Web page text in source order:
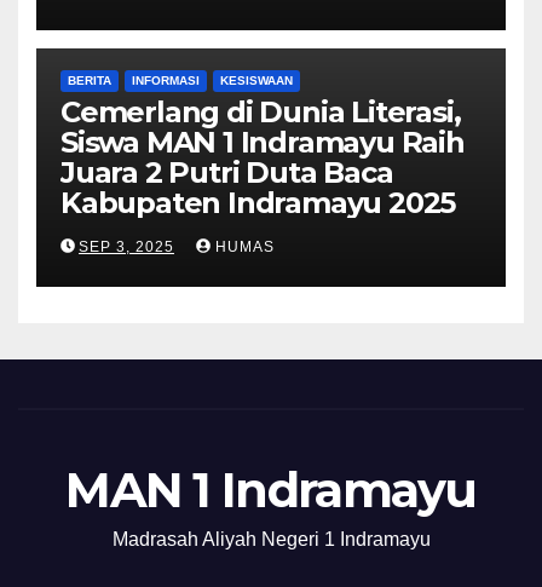
BERITA INFORMASI KESISWAAN
Cemerlang di Dunia Literasi,
Siswa MAN 1 Indramayu Raih
Juara 2 Putri Duta Baca
Kabupaten Indramayu 2025
SEP 3, 2025 HUMAS
MAN 1 Indramayu
Madrasah Aliyah Negeri 1 Indramayu